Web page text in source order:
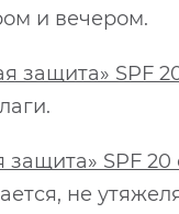
и вечером.
защита» SPF
SPF 20
не